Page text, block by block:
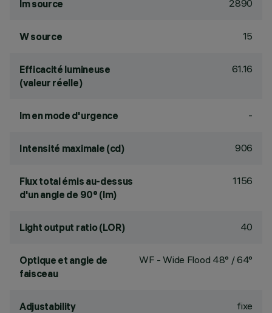
lm source 2890
W source 15
Efficacité lumineuse
(valeur réelle)
61.16
lm en mode d'urgence -
Intensité maximale (cd) 906
Flux total émis au-dessus
d'un angle de 90° (lm)
1156
Light output ratio (LOR) 40
Optique et angle de
faisceau
WF - Wide Flood 48° / 64°
Adjustability fixe